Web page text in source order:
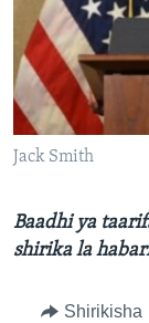
Jack Smith
Baadhi ya
shirika la
Shirikisha